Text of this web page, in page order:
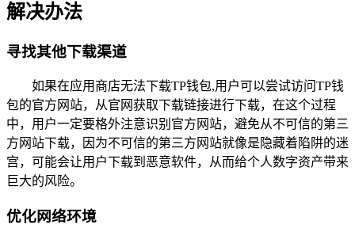
解决办法
寻找其他下载渠道
如果在应用商店无法下载TP钱包,用户可以尝试访问TP钱
包的官方网站，从官网获取下载链接进行下载，在这个过程
中，用户一定要格外注意识别官方网站，避免从不可信的第三
方网站下载，因为不可信的第三方网站就像是隐藏着陷阱的迷
宫，可能会让用户下载到恶意软件，从而给个人数字资产带来
巨大的风险。
优化网络环境